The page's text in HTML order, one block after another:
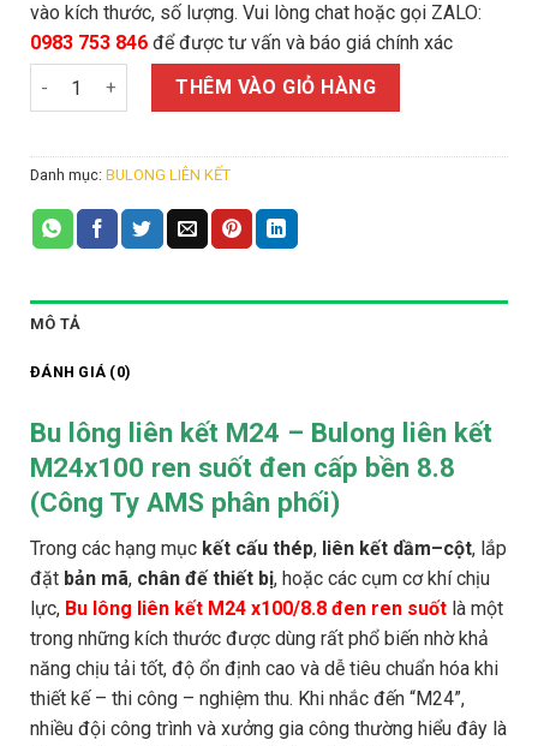
vào kích thước, số lượng. Vui lòng chat hoặc gọi ZALO:
0983 753 846 để được tư vấn và báo giá chính xác
Bulong lục giác M24x100/8.8 ren suốt đen số lượng
THÊM VÀO GIỎ HÀNG
Danh mục: BULONG LIÊN KẾT
MÔ TẢ
ĐÁNH GIÁ (0)
Bu lông liên kết M24 – Bulong liên kết
M24x100 ren suốt đen cấp bền 8.8
(Công Ty AMS phân phối)
Trong các hạng mục kết cấu thép, liên kết dầm–cột, lắp
đặt bản mã, chân đế thiết bị, hoặc các cụm cơ khí chịu
lực, Bu lông liên kết M24 x100/8.8 đen ren suốt là một
trong những kích thước được dùng rất phổ biến nhờ khả
năng chịu tải tốt, độ ổn định cao và dễ tiêu chuẩn hóa khi
thiết kế – thi công – nghiệm thu. Khi nhắc đến “M24”,
nhiều đội công trình và xưởng gia công thường hiểu đây là